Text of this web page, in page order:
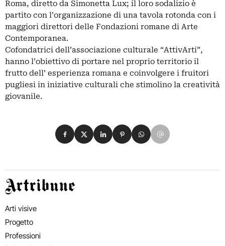
Roma, diretto da Simonetta Lux; il loro sodalizio è
partito con l’organizzazione di una tavola rotonda con i
maggiori direttori delle Fondazioni romane di Arte
Contemporanea.
Cofondatrici dell’associazione culturale “AttivArti”,
hanno l’obiettivo di portare nel proprio territorio il
frutto dell’ esperienza romana e coinvolgere i fruitori
pugliesi in iniziative culturali che stimolino la creatività
giovanile.
Condividi su Facebook
Condividi su X
Condividi su LinkedIn
Condividi su Pinterest
Condividi su WhatsApp
Condividi su Email
Artribune
Arti visive
Progetto
Professioni